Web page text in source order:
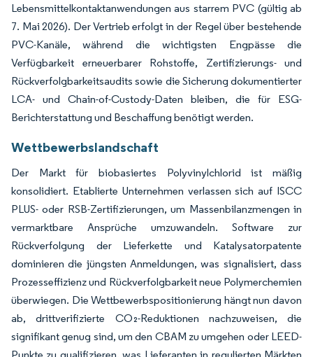
Lebensmittelkontaktanwendungen aus starrem PVC (gültig ab
7. Mai 2026). Der Vertrieb erfolgt in der Regel über bestehende
PVC-Kanäle, während die wichtigsten Engpässe die
Verfügbarkeit erneuerbarer Rohstoffe, Zertifizierungs- und
Rückverfolgbarkeitsaudits sowie die Sicherung dokumentierter
LCA- und Chain-of-Custody-Daten bleiben, die für ESG-
Berichterstattung und Beschaffung benötigt werden.
Wettbewerbslandschaft
Der Markt für biobasiertes Polyvinylchlorid ist mäßig
konsolidiert. Etablierte Unternehmen verlassen sich auf ISCC
PLUS- oder RSB-Zertifizierungen, um Massenbilanzmengen in
vermarktbare Ansprüche umzuwandeln. Software zur
Rückverfolgung der Lieferkette und Katalysatorpatente
dominieren die jüngsten Anmeldungen, was signalisiert, dass
Prozesseffizienz und Rückverfolgbarkeit neue Polymerchemien
überwiegen. Die Wettbewerbspositionierung hängt nun davon
ab, drittverifizierte CO₂-Reduktionen nachzuweisen, die
signifikant genug sind, um den CBAM zu umgehen oder LEED-